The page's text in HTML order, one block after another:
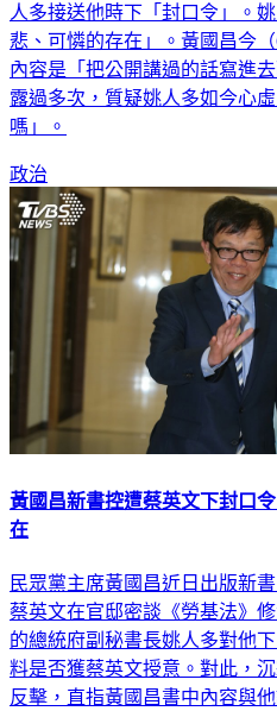
年黃國昌在官邸密談《勞基法
人多接送他時下「封口令」。
悲、可憐的存在」。黃國昌今
內容是「把公開講過的話寫進
露過多次，質疑姚人多如今心
政治
黃國昌新書控遭蔡英文下封口
民眾黨主席黃國昌近日出版新
蔡英文在官邸密談《勞基法》
的總統府副秘書長姚人多對他
料是否獲蔡英文授意。對此，